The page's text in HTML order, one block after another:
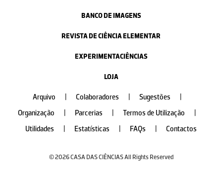
BANCO DE IMAGENS
REVISTA DE CIÊNCIA ELEMENTAR
EXPERIMENTACIÊNCIAS
LOJA
Arquivo Colaboradores Sugestões
Organização
Parcerias Termos de Utilização
Utilidades
Estatísticas FAQs Contactos
© 2026 CASA DAS CIÊNCIAS All Rights Reserved